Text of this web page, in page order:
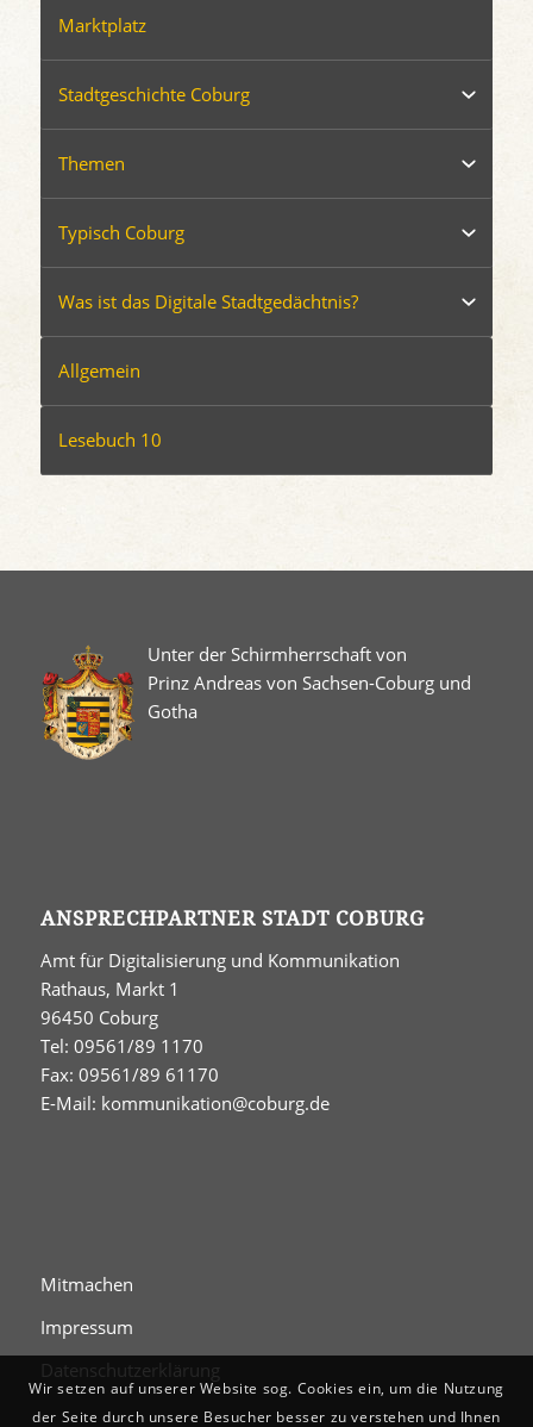
Marktplatz
Stadtgeschichte Coburg
Themen
Typisch Coburg
Was ist das Digitale Stadtgedächtnis?
Allgemein
Lesebuch 10
Unter der Schirmherrschaft von
Prinz Andreas von Sachsen-Coburg und
Gotha
ANSPRECHPARTNER STADT COBURG
Amt für Digitalisierung und Kommunikation
Rathaus, Markt 1
96450 Coburg
Tel: 09561/89 1170
Fax: 09561/89 61170
E-Mail: kommunikation@coburg.de
Mitmachen
Impressum
Datenschutzerklärung
Wir setzen auf unserer Website sog. Cookies ein, um die Nutzung
der Seite durch unsere Besucher besser zu verstehen und Ihnen